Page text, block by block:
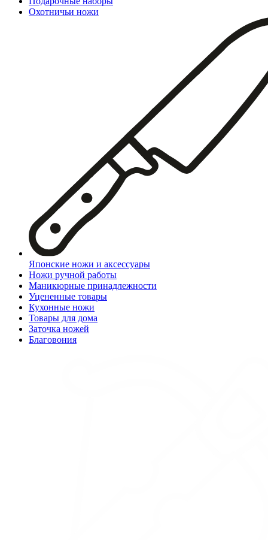
Охотничьи ножи
Японские ножи и аксессуары
Ножи ручной работы
Маникюрные принадлежности
Уцененные товары
Кухонные ножи
Товары для дома
Заточка ножей
Благовония